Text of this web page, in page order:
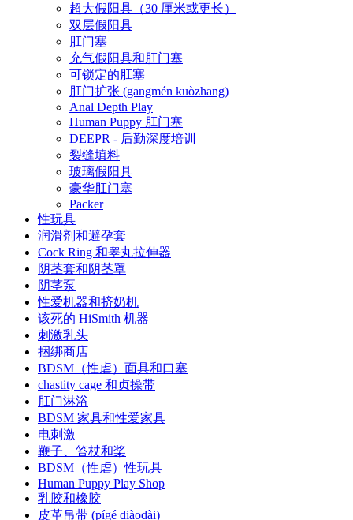
超大假阳具（30 厘米或更长）
双层假阳具
肛门塞
充气假阳具和肛门塞
可锁定的肛塞
肛门扩张 (gāngmén kuòzhāng)
Anal Depth Play
Human Puppy 肛门塞
DEEPR - 后勤深度培训
裂缝填料
玻璃假阳具
豪华肛门塞
Packer
性玩具
润滑剂和避孕套
Cock Ring 和睾丸拉伸器
阴茎套和阴茎罩
阴茎泵
性爱机器和挤奶机
该死的 HiSmith 机器
刺激乳头
捆绑商店
BDSM（性虐）面具和口塞
chastity cage 和贞操带
肛门淋浴
BDSM 家具和性爱家具
电刺激
鞭子、笞杖和桨
BDSM（性虐）性玩具
Human Puppy Play Shop
乳胶和橡胶
皮革吊带 (pígé diàodài)